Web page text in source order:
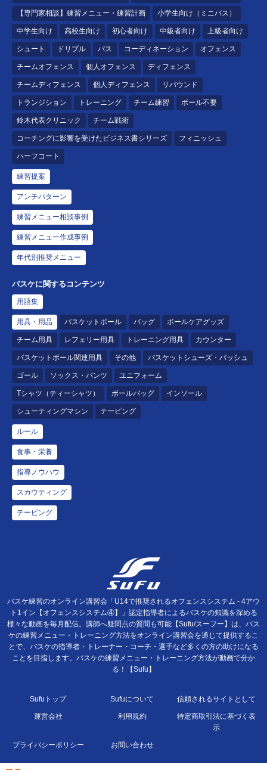
【専門家相談】練習メニュー・練習計画 小学生向け（ミニバス）
中学生向け 高校生向け 初心者向け 中級者向け 上級者向け
シュート ドリブル パス コーディネーション オフェンス
チームオフェンス 個人オフェンス ディフェンス
チームディフェンス 個人ディフェンス リバウンド
トランジション トレーニング チーム練習 ボール不要
鈴木代表クリニック チーム戦術
コーチングに影響を受けたビジネス書シリーズ フィニッシュ
ハーフコート
練習提案
アンチパターン
練習メニュー相談事例
練習メニュー作成事例
年代別推奨メニュー
バスケに関するコンテンツ
用語集
用具・用品 バスケットボール バッグ ボールケアグッズ
チーム用具 レフェリー用具 トレーニング用具 カウンター
バスケットボール関連用具 その他 バスケットシューズ・バッシュ
ゴール ソックス・パンツ ユニフォーム
Tシャツ（ティーシャツ） ボールバッグ インソール
シューティングマシン テーピング
ルール
食事・栄養
指導ノウハウ
スカウティング
テーピング
バスケ練習のオンライン講習会「U14で推奨されるオフェンスシステム - 4アウ
ト1イン【オフェンスシステム④】」認定指導者によるバスケの知識を深める
様々な動画を毎月配信。講師へ疑問点の質問も可能【Sufu/スーフー】は、バス
ケの練習メニュー・トレーニング方法をオンライン講習会を通じて提供するこ
とで、バスケの指導者・トレーナー・コーチ・選手など多くの方の助けになる
ことを目指します。バスケの練習メニュー・トレーニング方法が動画で分か
る！【Sufu】
Sufuトップ Sufuについて 信頼されるサイトとして
運営会社 利用規約
特定商取引法に基づく表
示
プライバシーポリシー お問い合わせ